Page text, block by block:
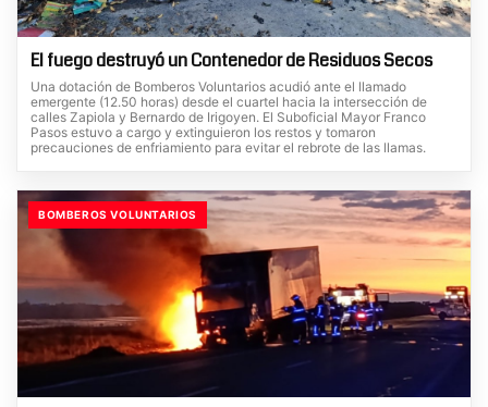
El fuego destruyó un Contenedor de Residuos Secos
Una dotación de Bomberos Voluntarios acudió ante el llamado
emergente (12.50 horas) desde el cuartel hacia la intersección de
calles Zapiola y Bernardo de Irigoyen. El Suboficial Mayor Franco
Pasos estuvo a cargo y extinguieron los restos y tomaron
precauciones de enfriamiento para evitar el rebrote de las llamas.
BOMBEROS VOLUNTARIOS